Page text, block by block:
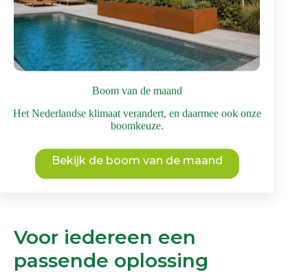
Boom van de maand
Het Nederlandse klimaat verandert, en daarmee ook onze
boomkeuze.
Bekijk de boom van de maand
landschap
Bekijk deze boom
Dit
product
heeft
meerdere
Deze
kan
gekozen
op
de
productpagina
Voor iedereen een
passende oplossing